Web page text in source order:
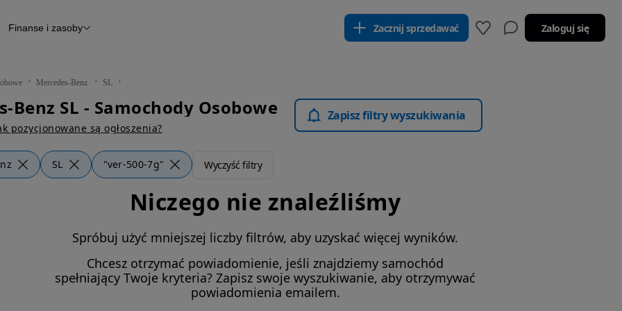
Raport z inspekcji
Otomoto News
Finanse i zasoby Zacznij sprzedawać Zaloguj się
Mercedes-Benz SL
Benz SL - Samochody Osobowe
pozycjonowane są ogłoszenia?
Zapisz filtry wyszukiwania
SL "ver-500-7g" Wyczyść filtry
Niczego nie znaleźliśmy
Spróbuj użyć mniejszej liczby filtrów, aby uzyskać więcej wyników.
Chcesz otrzymać powiadomienie, jeśli znajdziemy samochód
spełniający Twoje kryteria? Zapisz swoje wyszukiwanie, aby otrzymywać
powiadomienia emailem.